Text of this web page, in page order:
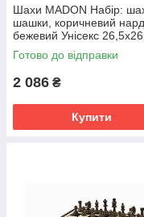
Шахи MADON Набір:
шашки, коричневий
бежевий Унісекс
арт 142 MD142
Готово до відправки
2 086 ₴
Купити